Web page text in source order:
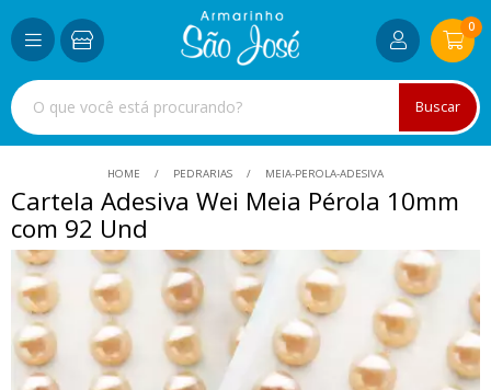
Buscar
0
HOME PEDRARIAS MEIA-PEROLA-ADESIVA
Cartela Adesiva Wei Meia Pérola 10mm
com 92 Und